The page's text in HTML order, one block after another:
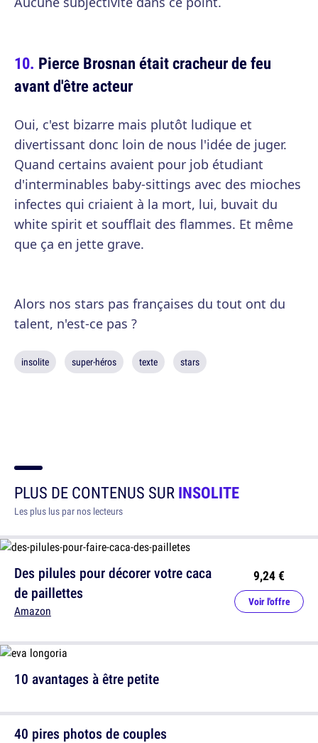
Pierce Brosnan était cracheur de feu
avant d'être acteur
Oui, c'est bizarre mais plutôt ludique et
divertissant donc loin de nous l'idée de juger.
Quand certains avaient pour job étudiant
d'interminables baby-sittings avec des mioches
infectes qui criaient à la mort, lui, buvait du
white spirit et soufflait des flammes. Et même
que ça en jette grave.
Alors nos stars pas françaises du tout ont du
talent, n'est-ce pas ?
insolite super-héros texte stars
PLUS DE CONTENUS SURINSOLITE
Les plus lus par nos lecteurs
Des pilules pour décorer votre caca
de paillettes
Amazon
9,24 €
Voir l'offre
40 pires photos de couples
10 avantages à être petite